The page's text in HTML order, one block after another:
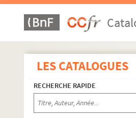
LES CATALOGUES
RECHERCHE RAPIDE